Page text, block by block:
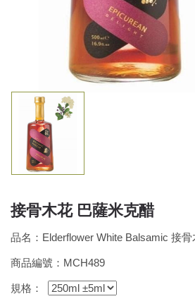
接骨木花 巴薩米克醋
品名：Elderflower White Balsamic 接
商品編號：MCH489
規格：